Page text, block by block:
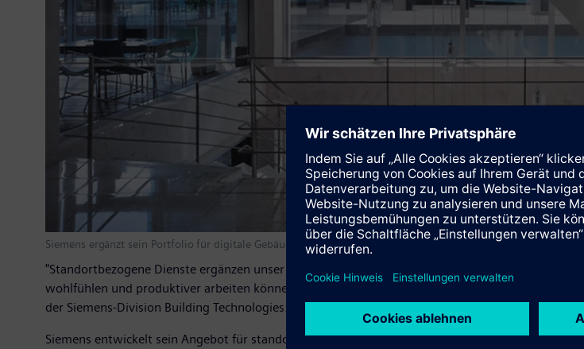
Siemens ergänzt sein Portfolio für digitale Gebäude um standortbezogene Dienste
"Standortbezogene Dienste ergänzen unser bestehendes Portfolio für effiziente und sichere
wohlfühlen und produktiver arbeiten können. Gleichzeitig helfen diese Dienste, Abläufe in
der Siemens-Division Building Technologies.
Siemens entwickelt sein Angebot für standortbezogene Dienste in enger Zusammenarbeit mit